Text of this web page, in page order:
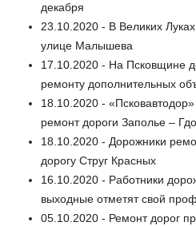
декабря
23.10.2020 - В Великих
улице Малышева
17.10.2020 - На Псковщине
ремонту дополнительных
18.10.2020 -
ремонт дороги Заполье –
18.10.2020 - Дорожники
дорогу Струг Красных
16.10.2020 - Работники
выходные отметят свой
05.10.2020 - Ремонт дорог